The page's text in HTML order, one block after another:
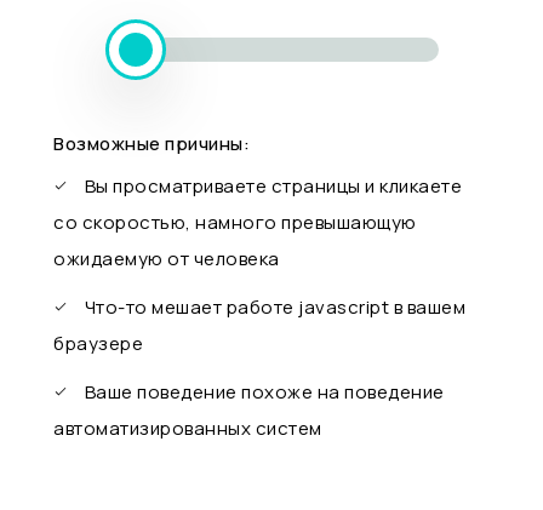
Возможные причины:
Вы просматриваете страницы и кликаете
со скоростью, намного превышающую
ожидаемую от человека
Что-то мешает работе javascript в вашем
браузере
Ваше поведение похоже на поведение
автоматизированных систем